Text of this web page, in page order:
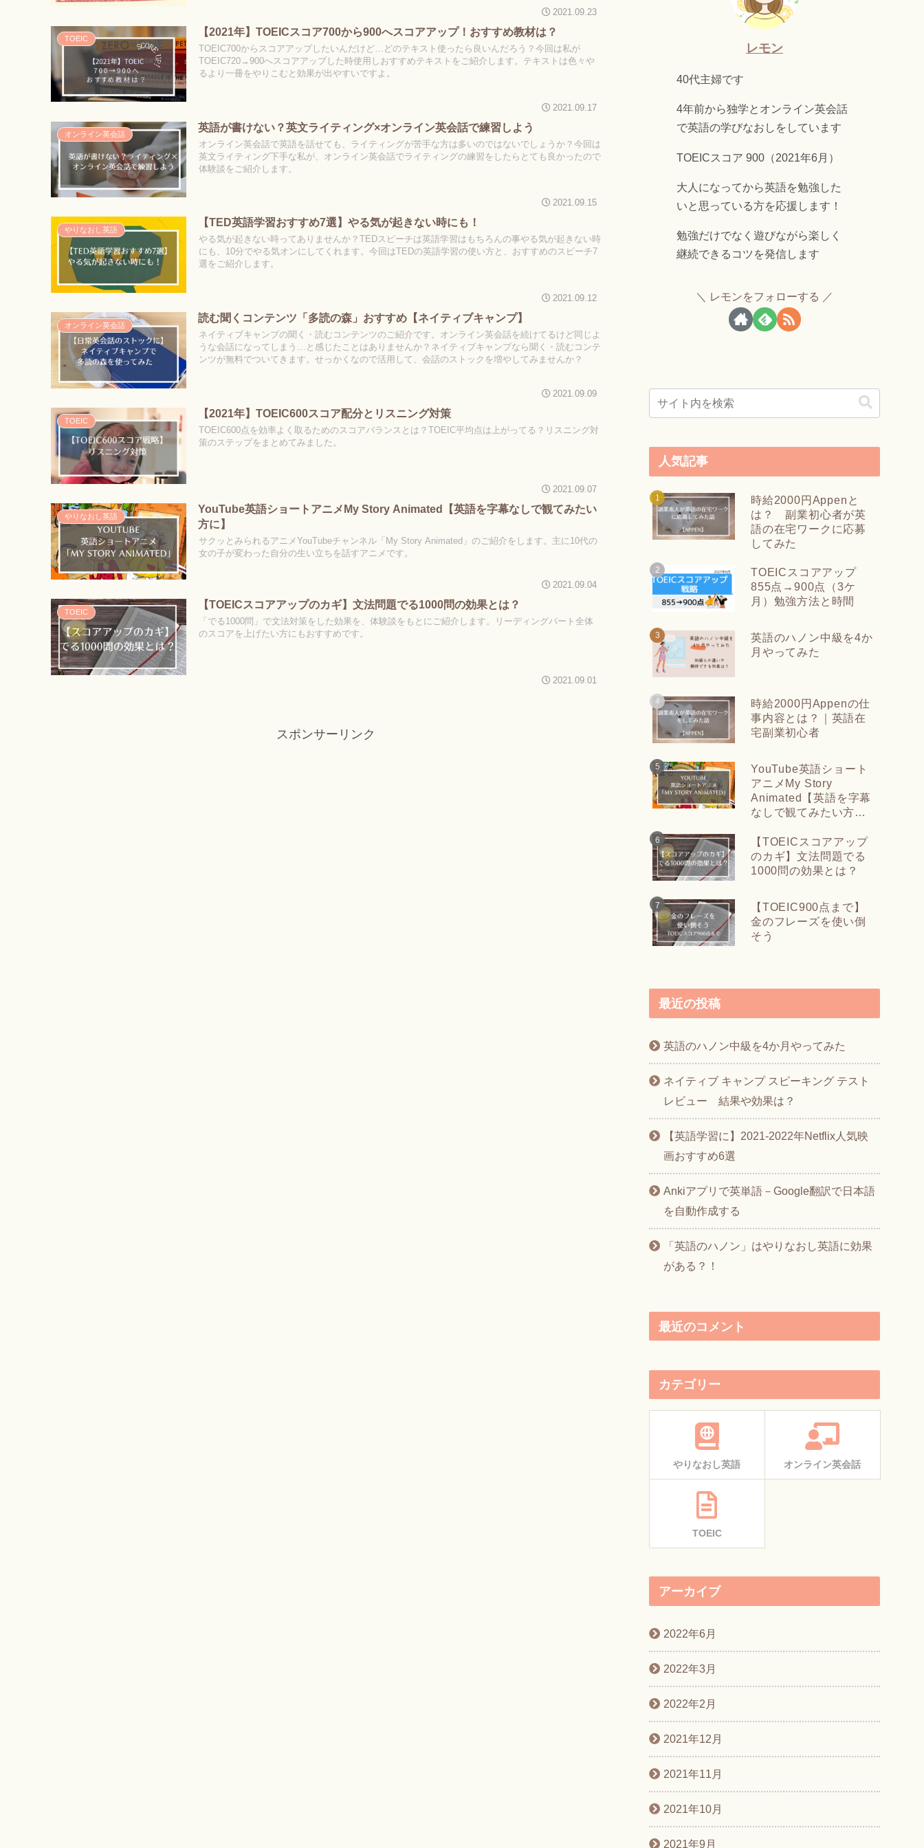
2021.09.23
TOEIC
【2021年】TOEICスコア700から900へスコアアップ！おすすめ教材は？
TOEIC700からスコアアップしたいんだけど…どのテキスト使ったら良いんだろう？今回は私が
TOEIC720→900へスコアアップした時使用しおすすめテキストをご紹介します。テキストは色々や
るより一冊をやりこむと効果が出やすいですよ。
2021.09.17
オンライン英会話
英語が書けない？英文ライティング×オンライン英会話で練習しよう
オンライン英会話で英語を話せても、ライティングが苦手な方は多いのではないでしょうか？今回は
英文ライティング下手な私が、オンライン英会話でライティングの練習をしたらとても良かったので
体験談をご紹介します。
2021.09.15
やりなおし英語
【TED英語学習おすすめ7選】やる気が起きない時にも！
やる気が起きない時ってありませんか？TEDスピーチは英語学習はもちろんの事やる気が起きない時
にも、10分でやる気オンにしてくれます。今回はTEDの英語学習の使い方と、おすすめのスピーチ7
選をご紹介します。
2021.09.12
オンライン英会話
読む聞くコンテンツ「多読の森」おすすめ【ネイティブキャンプ】
ネイティブキャンプの聞く・読むコンテンツのご紹介です。オンライン英会話を続けてるけど同じよ
うな会話になってしまう…と感じたことはありませんか？ネイティブキャンプなら聞く・読むコンテ
ンツが無料でついてきます。せっかくなので活用して、会話のストックを増やしてみませんか？
2021.09.09
TOEIC
【2021年】TOEIC600スコア配分とリスニング対策
TOEIC600点を効率よく取るためのスコアバランスとは？TOEIC平均点は上がってる？リスニング対
策のステップをまとめてみました。
2021.09.07
やりなおし英語
YouTube英語ショートアニメMy Story Animated【英語を字幕なしで観てみたい
方に】
サクッとみられるアニメYouTubeチャンネル「My Story Animated」のご紹介をします。主に10代の
女の子が変わった自分の生い立ちを話すアニメです。
2021.09.04
TOEIC
【TOEICスコアアップのカギ】文法問題でる1000問の効果とは？
「でる1000問」で文法対策をした効果を、体験談をもとにご紹介します。リーディングパート全体
のスコアを上げたい方にもおすすめです。
2021.09.01
スポンサーリンク
レモン
40代主婦です
4年前から独学とオンライン英会話
で英語の学びなおしをしています
TOEICスコア 900（2021年6月）
大人になってから英語を勉強した
いと思っている方を応援します！
勉強だけでなく遊びながら楽しく
継続できるコツを発信します
レモンをフォローする
人気記事
時給2000円Appenと
は？ 副業初心者が英
語の在宅ワークに応募
してみた
TOEICスコアアップ
855点→900点（3ケ
月）勉強方法と時間
英語のハノン中級を4か
月やってみた
時給2000円Appenの仕
事内容とは？｜英語在
宅副業初心者
YouTube英語ショート
アニメMy Story
Animated【英語を字幕
なしで観てみたい方
【TOEICスコアアップ
のカギ】文法問題でる
1000問の効果とは？
【TOEIC900点まで】
金のフレーズを使い倒
そう
最近の投稿
英語のハノン中級を4か月やってみた
ネイティブ キャンプ スピーキング テスト
レビュー 結果や効果は？
【英語学習に】2021-2022年Netflix人気映
画おすすめ6選
Ankiアプリで英単語－Google翻訳で日本語
を自動作成する
「英語のハノン」はやりなおし英語に効果
がある？！
最近のコメント
カテゴリー
やりなおし英語 オンライン英会話
TOEIC
アーカイブ
2022年6月
2022年3月
2022年2月
2021年12月
2021年11月
2021年10月
2021年9月